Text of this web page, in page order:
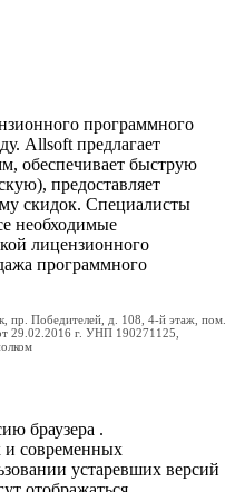
программного
Allsoft предлагает
обеспечивает быструю
предоставляет
скидок. Специалисты
необходимые
лицензионного
программного
Победителей, д. 108, 4-й этаж, пом.
29.02.2016 г. УНП 190271125,
браузера .
и современных
устаревших версий